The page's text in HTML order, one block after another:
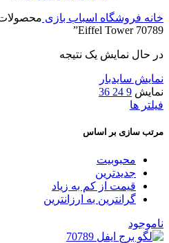
خانه فروشگاه اسباب بازی
Eiffel Tower 70789”
در حال نمایش یک نتیجه
نمایش سایدبار
نمایش 9
24
36
فیلتر ها
مرتب سازی بر اساس
محبوبیت
جدیدترین
قیمت از کم به زیاد
گرانترین به ارزانترین
ناموجود